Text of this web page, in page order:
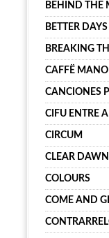
BEHIND THE
BETTER
BREAKING
CAFFË
CANCIONES
CIFU ENTRE
CIRCUM
CLEAR DAWN
COLOURS
COME AND